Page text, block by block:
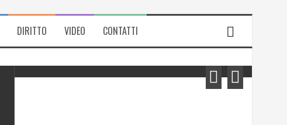
DIRITTO VIDEO CONTATTI
Michela Zanarella presenta il suo